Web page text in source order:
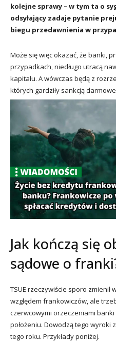
kolejne sprawy – w tym ta o
odsyłający zadaje pytanie
biegu przedawnienia w
Może się więc okazać, że banki,
przypadkach, niedługo utracą
kapitału. A wówczas będą z
których gardziły sankcją
Jak kończą się
sądowe o
TSUE rzeczywiście sporo
względem frankowiczów, ale
czerwcowymi orzeczeniami
położeniu. Dowodzą tego wyroki
tego roku. Przykłady poniżej.